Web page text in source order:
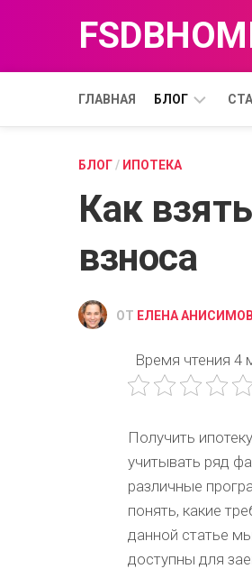
содержанию
ГЛАВНАЯ БЛОГ
ВЫГОДА
БЛОГ / ИПОТЕКА
Как
взноса
ОТ ЕЛЕНА
Время чтения 4
Получить
учитывать ряд
различные
понять, какие
данной статье
доступны для